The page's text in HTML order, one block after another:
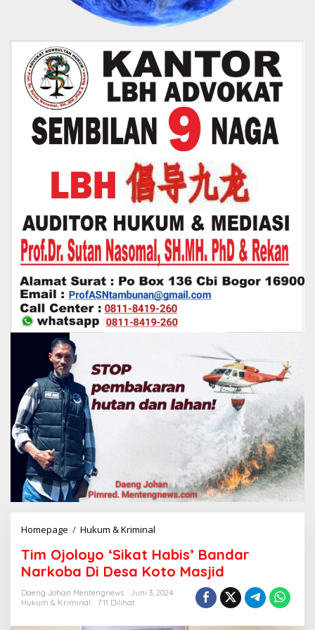
Homepage / Hukum & Kriminal
m
O
j
o
Tim Ojoloyo ‘Sikat Habis’ Bandar
Narkoba Di Desa Koto Masjid
Daeng Johan Mentengnews
Juni 3, 2024
Hukum & Kriminal
711 Dilihat